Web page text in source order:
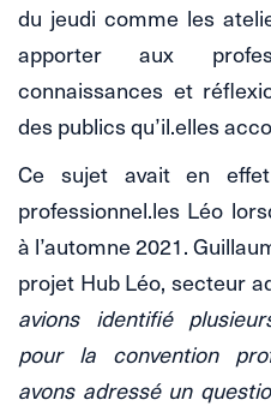
du jeudi comme les
apporter aux
connaissances et
des publics qu’il.elles
Ce sujet avait en
professionnel.les Léo
à l’automne 2021.
projet Hub Léo, secteur
avions identifié
pour la convention
avons adressé un